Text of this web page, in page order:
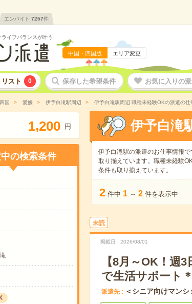
エンバイト 7257件
イフバランスが叶う
中国・四国版 エリア変更
スト 0 保存した希望条件 お気に入りの
国 愛媛 伊予白滝駅周辺 伊予白滝駅周辺 職種未経験OKの派遣の仕
1,200 円
の検索条件
伊予白滝
伊予白滝駅の派遣のお仕事情報で
取り揃えています。職種未経験
条件も取り揃えています。
2 件中 1 ～ 2 件を表示中
未読
掲載日 2026/08/01
【8月～OK！週
で生活サポート
派遣先 ＜シニア向けマンシ